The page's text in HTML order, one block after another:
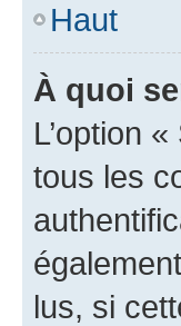
Haut
À quoi
L’option
tous les
lus, si